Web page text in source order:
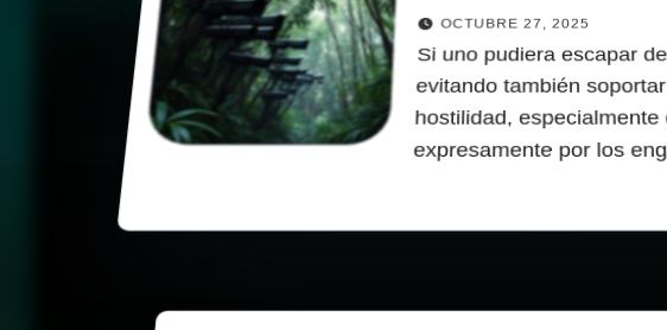
OCTUBRE 27, 2025
Si uno pudiera escapar
evitando también
hostilidad,
expresamente por los